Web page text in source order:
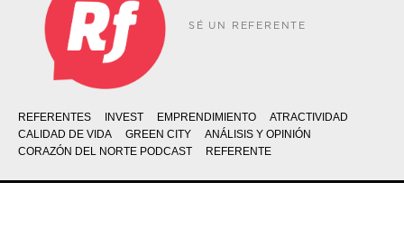
SÉ UN REFERENTE
REFERENTES INVEST EMPRENDIMIENTO
ATRACTIVIDAD
CALIDAD DE VIDA
GREEN CITY
ANÁLISIS Y OPINIÓN
CORAZÓN DEL NORTE PODCAST
REFERENTE